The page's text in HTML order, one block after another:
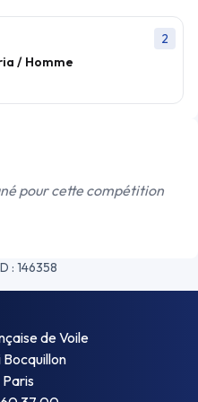
2
/ Homme
pour cette compétition
: 146358
de Voile
Bocquillon